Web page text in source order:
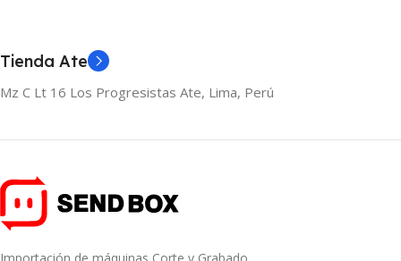
Tienda Ate
Mz C Lt 16 Los Progresistas Ate, Lima, Perú